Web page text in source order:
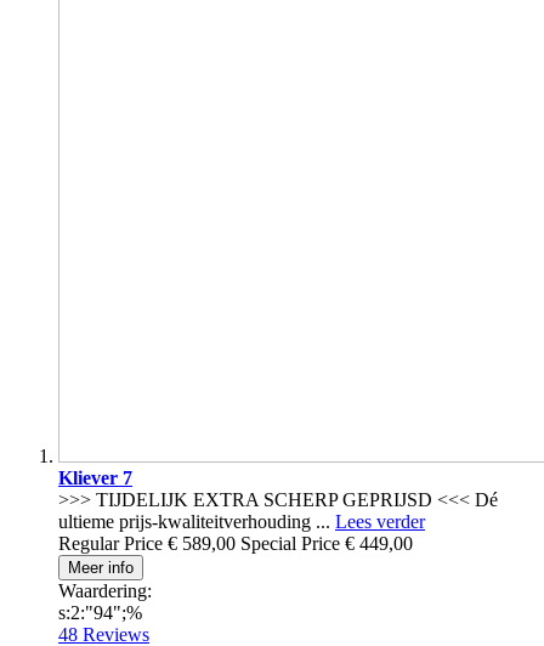
Kliever 7
>>> TIJDELIJK EXTRA SCHERP GEPRIJSD <<< Dé
ultieme prijs-kwaliteitverhouding ... Lees verder
Regular Price € 589,00 Special Price € 449,00
Meer info
Waardering:
s:2:"94";%
48 Reviews